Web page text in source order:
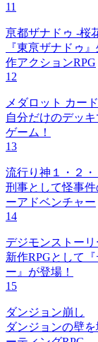
11
亰都ザナドゥ -桜
『東亰ザナドゥ
作アクションRPG
12
メダロット カー
自分だけのデッ
ゲーム！
13
流行り神１・２・
刑事として怪事
ーアドベンチャー
14
デジモンストー
新作RPGとして
ー』が登場！
15
ダンジョン崩し
ダンジョンの壁